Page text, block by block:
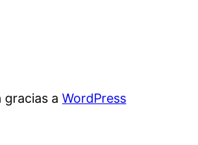
gracias aWordPress